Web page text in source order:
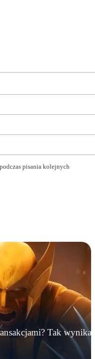
pisania kolejnych
Tak wynika